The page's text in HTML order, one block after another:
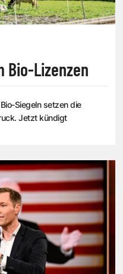
Bio-Lizenzen
Siegeln setzen die
Jetzt kündigt